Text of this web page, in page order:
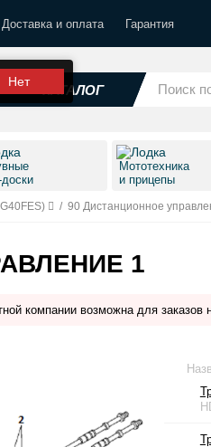
Доставка и оплата Гарантия
КАТАЛОГ
Нет
Мототехника
и прицепы
/ 90 Дистанционное
1
компании возможна для заказов